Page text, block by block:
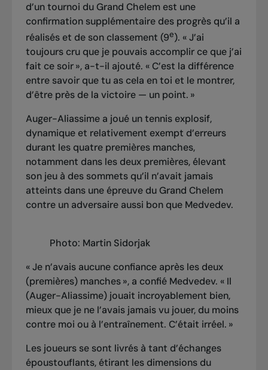
d’un tournoi du Grand Chelem est une
confirmation supplémentaire des progrès qu’il a
réalisés et de son classement (9e). « J’ai
toujours cru que je pouvais accomplir ce que j’ai
fait ce soir », a-t-il ajouté. « C’est la différence
entre savoir que tu as cela en toi et le montrer,
d’être près de la victoire — un point. »
Auger-Aliassime a joué un tennis explosif,
dynamique et relativement exempt d’erreurs
durant les quatre premières manches,
notamment dans les deux premières, élevant
son jeu à des sommets qu’il n’avait jamais
atteints dans une épreuve du Grand Chelem
contre un adversaire aussi bon que Medvedev.
Photo: Martin Sidorjak
« Je n’avais aucune confiance après les deux
(premières) manches », a confié Medvedev. « Il
(Auger-Aliassime) jouait incroyablement bien,
mieux que je ne l’avais jamais vu jouer, du moins
contre moi ou à l’entraînement. C’était irréel. »
Les joueurs se sont livrés à tant d’échanges
époustouflants, étirant les dimensions du